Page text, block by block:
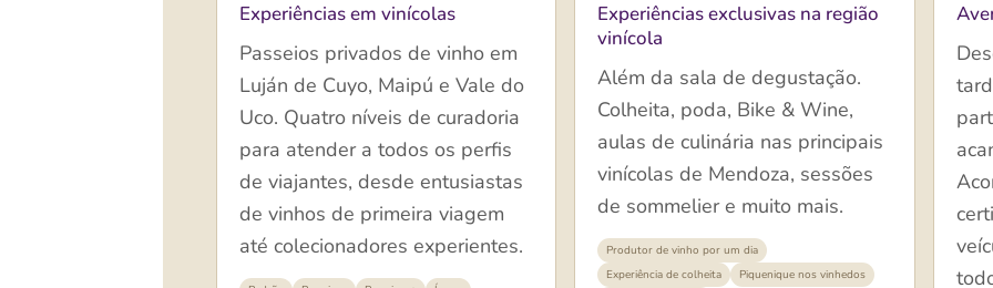
Experiências em vinícolas
Passeios privados de vinho em
Luján de Cuyo, Maipú e Vale do
Uco. Quatro níveis de curadoria
para atender a todos os perfis
de viajantes, desde entusiastas
de vinhos de primeira viagem
até colecionadores experientes.
Experiências exclusivas na região
vinícola
Além da sala de degustação.
Colheita, poda, Bike & Wine,
aulas de culinária nas principais
vinícolas de Mendoza, sessões
de sommelier e muito mais.
Produtor de vinho por um dia
Experiência de colheita
Piquenique nos vinhedos